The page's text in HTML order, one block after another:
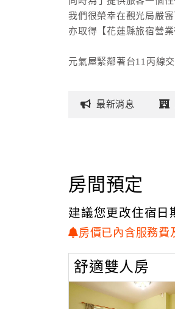
我們很榮幸在觀光局嚴
亦取得【花蓮縣旅宿營業
元氣屋緊鄰著台11丙線
不論是海洋公園還是兆
路程之內呢！
請來元氣屋享受沈醉於
我們提供你不同於繁華
就是您眼簾內最美的一
最新消息
房間預定
建議您更改住宿日
房價已內含服務費
舒適雙人房